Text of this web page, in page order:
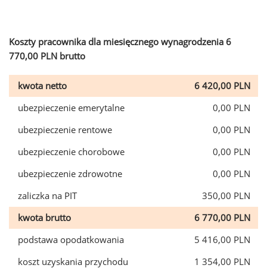
Koszty pracownika dla miesięcznego wynagrodzenia 6
770,00 PLN brutto
kwota netto
6 420,00 PLN
ubezpieczenie emerytalne
0,00 PLN
ubezpieczenie rentowe
0,00 PLN
ubezpieczenie chorobowe
0,00 PLN
ubezpieczenie zdrowotne
0,00 PLN
zaliczka na PIT
350,00 PLN
kwota brutto
6 770,00 PLN
podstawa opodatkowania
5 416,00 PLN
koszt uzyskania przychodu
1 354,00 PLN